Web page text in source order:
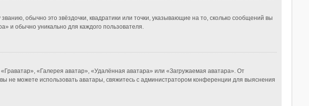
обычно это звёздочки, квадратики или точки, указывающие на то, сколько сообщений вы
и обычно уникально для каждого пользователя.
«Галерея аватар», «Удалённая аватара» или «Загружаемая аватара». От
не можете использовать аватары, свяжитесь с администратором конференции для выяснения